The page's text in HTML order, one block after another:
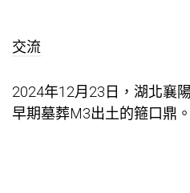
交流
2024年12月23日，湖北襄
早期墓葬M3出土的箍口鼎